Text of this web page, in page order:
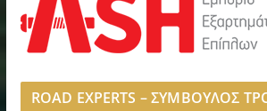
ROAD EXPERTS – ΣΥΜΒΟΥΛΟΣ